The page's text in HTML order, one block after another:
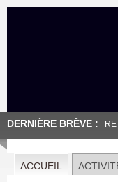
DERNIÈRE BRÈVE :
ACCUEIL